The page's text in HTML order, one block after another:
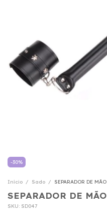
-30%
Início / Sado / SEPARADOR DE MÃO
SEPARADOR DE MÃO
SKU: SD047